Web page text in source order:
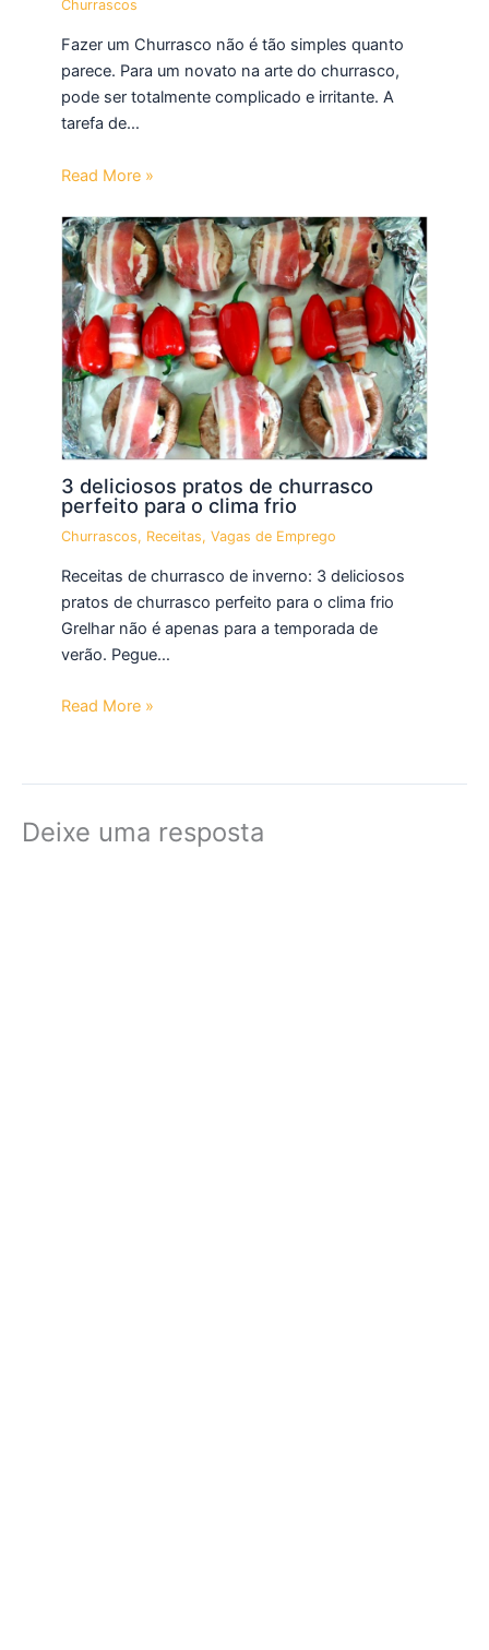
Churrascos
Fazer um Churrasco não é tão simples quanto
parece. Para um novato na arte do churrasco,
pode ser totalmente complicado e irritante. A
tarefa de…
Read More »
3 deliciosos pratos de churrasco
perfeito para o clima frio
Churrascos, Receitas,Vagas de Emprego
Receitas de churrasco de inverno: 3 deliciosos
pratos de churrasco perfeito para o clima frio
Grelhar não é apenas para a temporada de
verão. Pegue…
Read More »
Deixe uma resposta